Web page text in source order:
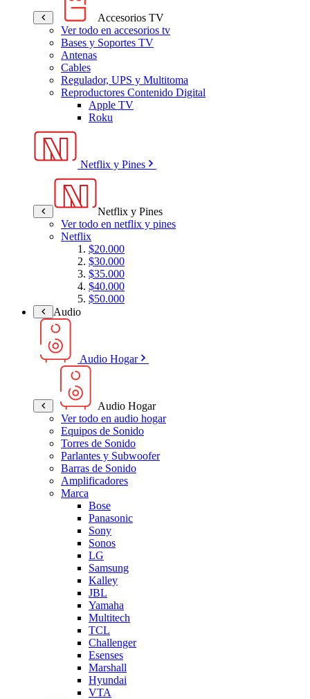
Accesorios TV
Ver todo en accesorios tv
Bases y Soportes TV
Antenas
Cables
Regulador, UPS y Multitoma
Reproductores Contenido Digital
Apple TV
Roku
Netflix y Pines
Netflix y Pines
Ver todo en netflix y pines
Netflix
$20.000
$30.000
$35.000
$40.000
$50.000
Audio
Audio Hogar
Audio Hogar
Ver todo en audio hogar
Equipos de Sonido
Torres de Sonido
Parlantes y Subwoofer
Barras de Sonido
Amplificadores
Marca
Bose
Panasonic
Sony
Sonos
LG
Samsung
Kalley
JBL
Yamaha
Multitech
TCL
Challenger
Esenses
Marshall
Hyundai
VTA